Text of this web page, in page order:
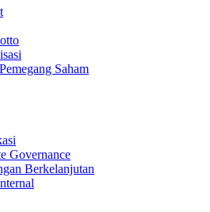
Saham
Governance
Berkelanjutan